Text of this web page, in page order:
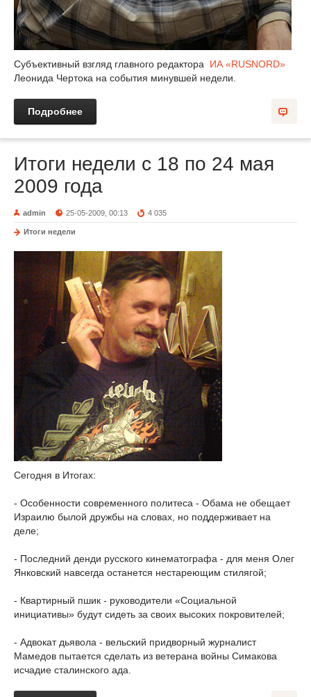
Субъективный взгляд главного редактора ИА «RUSNORD»
Леонида Чертока на события минувшей недели.
Подробнее
Итоги недели с 18 по 24 мая
2009 года
admin 25-05-2009, 00:13 4 035
Итоги недели
Сегодня в Итогах:
- Особенности современного политеса - Обама не обещает
Израилю былой дружбы на словах, но поддерживает на
деле;
- Последний денди русского кинематографа - для меня Олег
Янковский навсегда останется нестареющим стилягой;
- Квартирный пшик - руководители «Социальной
инициативы» будут сидеть за своих высоких покровителей;
- Адвокат дьявола - вельский придворный журналист
Мамедов пытается сделать из ветерана войны Симакова
исчадие сталинского ада.